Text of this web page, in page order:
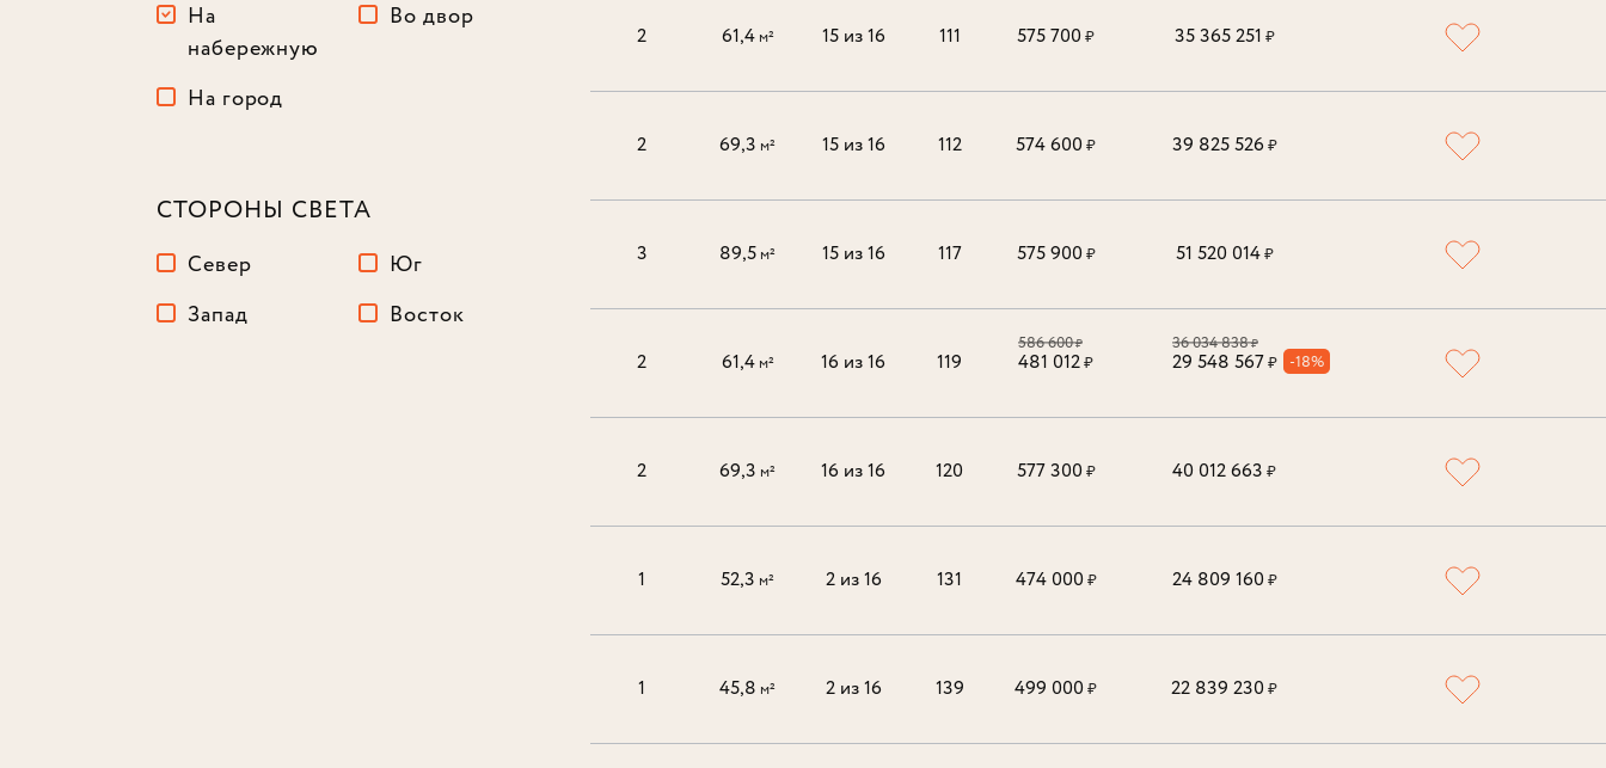
На
набережную
Во двор
На город
СТОРОНЫ СВЕТА
Север
Юг
Запад
Восток
2 61,4м² 15 из 16 111 575 700₽ 35 365 251 ₽
2 69,3 м² 15 из 16 112 574 600₽ 39 825 526₽
3 89,5 м² 15 из 16 117 575 900₽ 51 520 014₽
2 61,4м² 16 из 16 119
586 600₽
481 012₽
36 034 838₽
29 548 567₽ -18%
2 69,3 м² 16 из 16 120 577 300₽ 40 012 663 ₽
1 52,3 м² 2 из 16 131 474 000₽ 24 809 160₽
1 45,8 м² 2 из 16 139 499 000₽ 22 839 230₽